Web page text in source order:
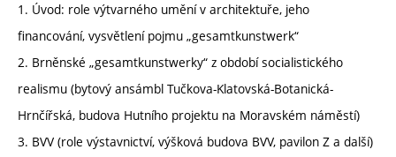
1. Úvod: role výtvarného umění v architektuře, jeho
financování, vysvětlení pojmu „gesamtkunstwerk“
2. Brněnské „gesamtkunstwerky“ z období socialistického
realismu (bytový ansámbl Tučkova-Klatovská-Botanická-
Hrnčířská, budova Hutního projektu na Moravském náměstí)
3. BVV (role výstavnictví, výšková budova BVV, pavilon Z a další)